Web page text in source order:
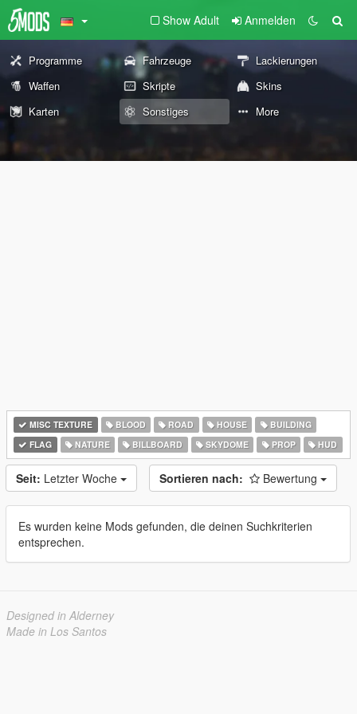
Show Adult Anmelden
Programme Fahrzeuge
Lackierungen
Waffen
Skripte
Skins
Karten
Sonstiges More
MISC TEXTURE BLOOD ROAD HOUSE
BUILDING
FLAG
NATURE BILLBOARD SKYDOME PROP HUD
Seit: Letzter Woche Sortieren nach: Bewertung
Es wurden keine Mods gefunden, die deinen Suchkriterien
entsprechen.
Designed in Alderney
Made in Los Santos